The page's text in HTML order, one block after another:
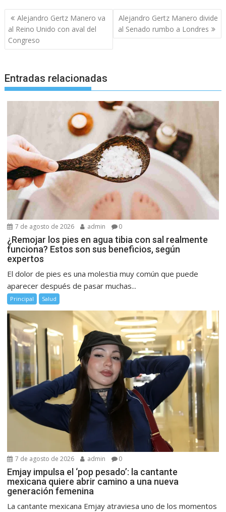
Navegación
de
entradas
Alejandro Gertz Manero va
al Reino Unido con aval del
Congreso
Alejandro Gertz Manero divide
al Senado rumbo a Londres
Entradas relacionadas
7 de agosto de 2026 admin 0
¿Remojar los pies en agua tibia con sal realmente
funciona? Estos son sus beneficios, según
expertos
El dolor de pies es una molestia muy común que puede
aparecer después de pasar muchas...
Principal Salud
7 de agosto de 2026 admin 0
Emjay impulsa el ‘pop pesado’: la cantante
mexicana quiere abrir camino a una nueva
generación femenina
La cantante mexicana Emjay atraviesa uno de los momentos